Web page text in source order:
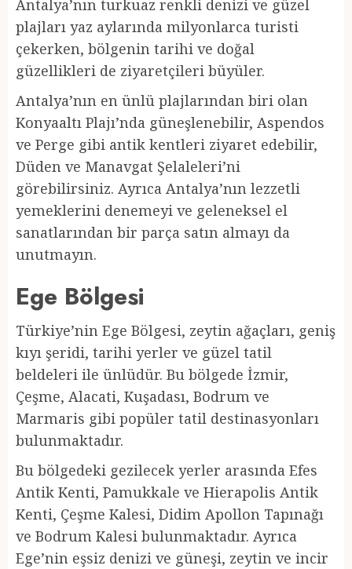
Antalya’nın turkuaz renkli denizi ve güzel
plajları yaz aylarında milyonlarca turisti
çekerken, bölgenin tarihi ve doğal
güzellikleri de ziyaretçileri büyüler.
Antalya’nın en ünlü plajlarından biri olan
Konyaaltı Plajı’nda güneşlenebilir, Aspendos
ve Perge gibi antik kentleri ziyaret edebilir,
Düden ve Manavgat Şelaleleri’ni
görebilirsiniz. Ayrıca Antalya’nın lezzetli
yemeklerini denemeyi ve geleneksel el
sanatlarından bir parça satın almayı da
unutmayın.
Ege Bölgesi
Türkiye’nin Ege Bölgesi, zeytin ağaçları, geniş
kıyı şeridi, tarihi yerler ve güzel tatil
beldeleri ile ünlüdür. Bu bölgede İzmir,
Çeşme, Alacati, Kuşadası, Bodrum ve
Marmaris gibi popüler tatil destinasyonları
bulunmaktadır.
Bu bölgedeki gezilecek yerler arasında Efes
Antik Kenti, Pamukkale ve Hierapolis Antik
Kenti, Çeşme Kalesi, Didim Apollon Tapınağı
ve Bodrum Kalesi bulunmaktadır. Ayrıca
Ege’nin eşsiz denizi ve güneşi, zeytin ve incir